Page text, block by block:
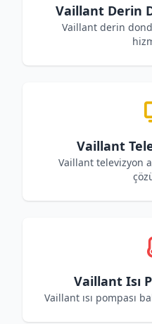
Vaillant Derin
Vaillant derin
Vaillant
Vaillant televizyon
Vaillant Isı
Vaillant ısı pompası